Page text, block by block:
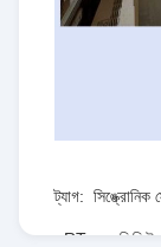
ট্যাগ: সিঙ্ক্রোনিক